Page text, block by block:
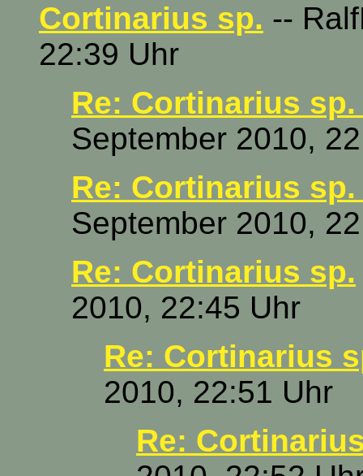
Cortinarius sp. --
22:39 Uhr
Re: Cortinarius sp.
September 2010,
Re: Cortinarius sp.
September 2010,
Re: Cortinarius sp.
2010, 22:45 Uhr
Re: Cortinarius
2010, 22:51 Uhr
Re: